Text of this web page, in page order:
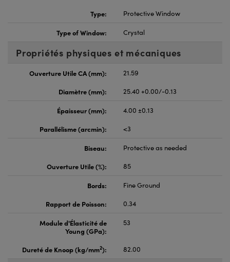
Type:
Protective Window
Type of Window: Crystal
Propriétés physiques et mécaniques
Ouverture Utile CA (mm):
21.59
Diamètre (mm):
25.40 +0.00/-0.13
Épaisseur (mm):
4.00 ±0.13
Parallélisme (arcmin):
<3
Biseau:
Protective as needed
Ouverture Utile (%):
85
Bords:
Fine Ground
Rapport de Poisson:
0.34
Module d'Élasticité de
Young (GPa):
53
Dureté de Knoop (kg/mm2): 82.00